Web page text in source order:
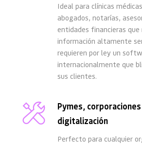
Ideal para clínicas
abogados, notarías,
entidades financieras que
información altamente
requieren por ley un
internacionalmente que
sus clientes.
Pymes,
digitalización
Perfecto para cualquier